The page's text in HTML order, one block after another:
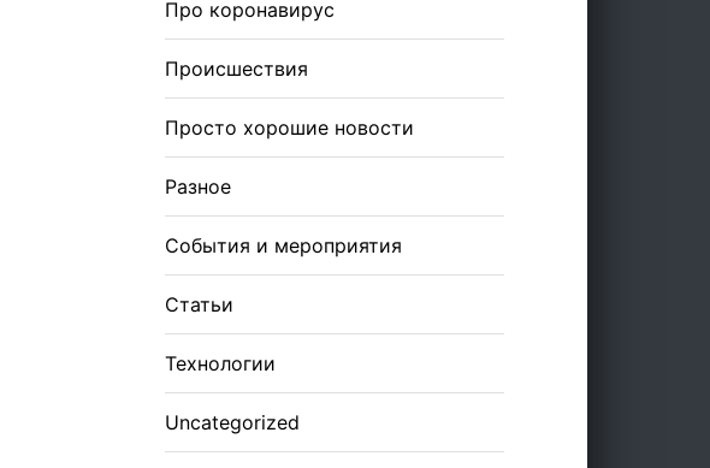
Про коронавирус
Происшествия
Просто хорошие новости
Разное
События и мероприятия
Статьи
Технологии
Uncategorized